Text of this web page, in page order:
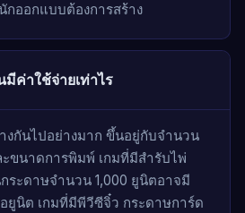
ออกแบบต้องการสร้าง
ค่าใช้จ่ายเท่าไร
กันไปอย่างมาก ขึ้นอยู่กับจำนวน
ขนาดการพิมพ์ เกมที่มีสำรับไพ่
ระดาษจำนวน 1,000 ยูนิตอาจมี
ยูนิต เกมที่มีพีวีซีจิ๋ว กระดาษการ์ด